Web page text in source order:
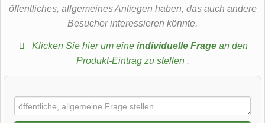
öffentliches, allgemeines Anliegen haben, das auch andere
Besucher interessieren könnte.
Klicken Sie hier um eine individuelle Fragean den
Produkt-Eintrag zu stellen .